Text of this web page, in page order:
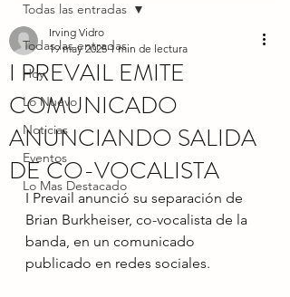
Todas las entradas
Hoy
Lo Nuevo
Noticias
Eventos
Lo Mas Destacado
Todas las entradas
I PREVAIL EMITE
COMUNICADO
ANUNCIANDO SALIDA
DE CO-VOCALISTA
Irving Vidro
19 may 2025 1 min de lectura
I Prevail anunció su separación de
Brian Burkheiser, co-vocalista de la
banda, en un comunicado
publicado en redes sociales.